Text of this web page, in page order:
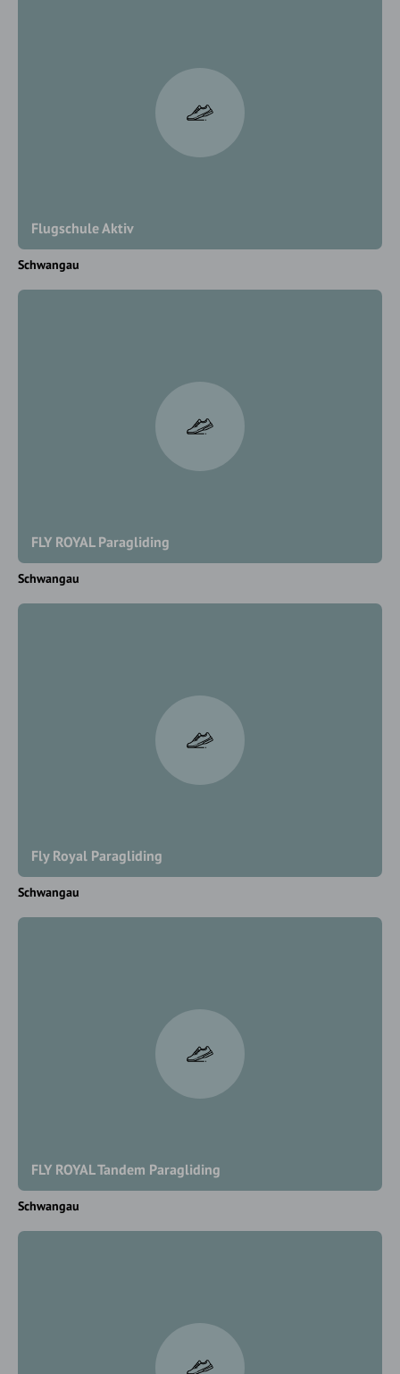
Flugschule Aktiv
Schwangau
FLY ROYAL Paragliding
Schwangau
Fly Royal Paragliding
Schwangau
FLY ROYAL Tandem Paragliding
Schwangau